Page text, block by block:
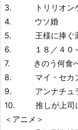
3. トリリオン
4. ウソ婚
5. 王様に捧ぐ
6. １８／４０～
7. きのう何食べ
8. マイ・セカン
9. アンナチュ
10. 推しが上司
＜アニメ＞